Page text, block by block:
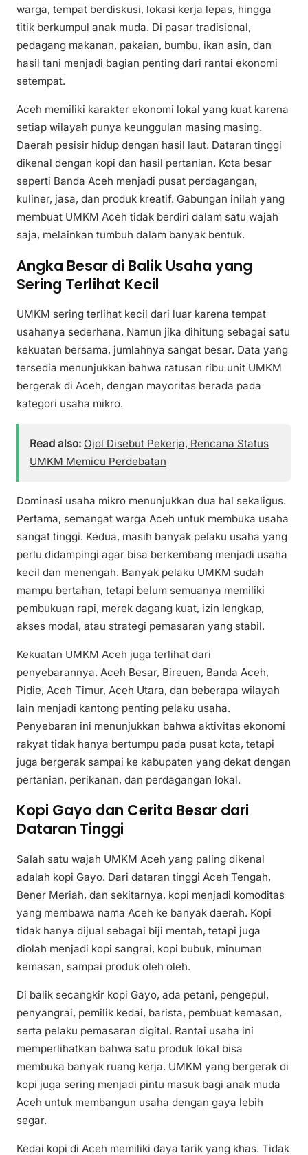
warga, tempat berdiskusi, lokasi kerja lepas, hingga
titik berkumpul anak muda. Di pasar tradisional,
pedagang makanan, pakaian, bumbu, ikan asin, dan
hasil tani menjadi bagian penting dari rantai ekonomi
setempat.
Aceh memiliki karakter ekonomi lokal yang kuat karena
setiap wilayah punya keunggulan masing masing.
Daerah pesisir hidup dengan hasil laut. Dataran tinggi
dikenal dengan kopi dan hasil pertanian. Kota besar
seperti Banda Aceh menjadi pusat perdagangan,
kuliner, jasa, dan produk kreatif. Gabungan inilah yang
membuat UMKM Aceh tidak berdiri dalam satu wajah
saja, melainkan tumbuh dalam banyak bentuk.
Angka Besar di Balik Usaha yang
Sering Terlihat Kecil
UMKM sering terlihat kecil dari luar karena tempat
usahanya sederhana. Namun jika dihitung sebagai satu
kekuatan bersama, jumlahnya sangat besar. Data yang
tersedia menunjukkan bahwa ratusan ribu unit UMKM
bergerak di Aceh, dengan mayoritas berada pada
kategori usaha mikro.
Read also: Ojol Disebut Pekerja, Rencana Status
UMKM Memicu Perdebatan
Dominasi usaha mikro menunjukkan dua hal sekaligus.
Pertama, semangat warga Aceh untuk membuka usaha
sangat tinggi. Kedua, masih banyak pelaku usaha yang
perlu didampingi agar bisa berkembang menjadi usaha
kecil dan menengah. Banyak pelaku UMKM sudah
mampu bertahan, tetapi belum semuanya memiliki
pembukuan rapi, merek dagang kuat, izin lengkap,
akses modal, atau strategi pemasaran yang stabil.
Kekuatan UMKM Aceh juga terlihat dari
penyebarannya. Aceh Besar, Bireuen, Banda Aceh,
Pidie, Aceh Timur, Aceh Utara, dan beberapa wilayah
lain menjadi kantong penting pelaku usaha.
Penyebaran ini menunjukkan bahwa aktivitas ekonomi
rakyat tidak hanya bertumpu pada pusat kota, tetapi
juga bergerak sampai ke kabupaten yang dekat dengan
pertanian, perikanan, dan perdagangan lokal.
Kopi Gayo dan Cerita Besar dari
Dataran Tinggi
Salah satu wajah UMKM Aceh yang paling dikenal
adalah kopi Gayo. Dari dataran tinggi Aceh Tengah,
Bener Meriah, dan sekitarnya, kopi menjadi komoditas
yang membawa nama Aceh ke banyak daerah. Kopi
tidak hanya dijual sebagai biji mentah, tetapi juga
diolah menjadi kopi sangrai, kopi bubuk, minuman
kemasan, sampai produk oleh oleh.
Di balik secangkir kopi Gayo, ada petani, pengepul,
penyangrai, pemilik kedai, barista, pembuat kemasan,
serta pelaku pemasaran digital. Rantai usaha ini
memperlihatkan bahwa satu produk lokal bisa
membuka banyak ruang kerja. UMKM yang bergerak di
kopi juga sering menjadi pintu masuk bagi anak muda
Aceh untuk membangun usaha dengan gaya lebih
segar.
Kedai kopi di Aceh memiliki daya tarik yang khas. Tidak